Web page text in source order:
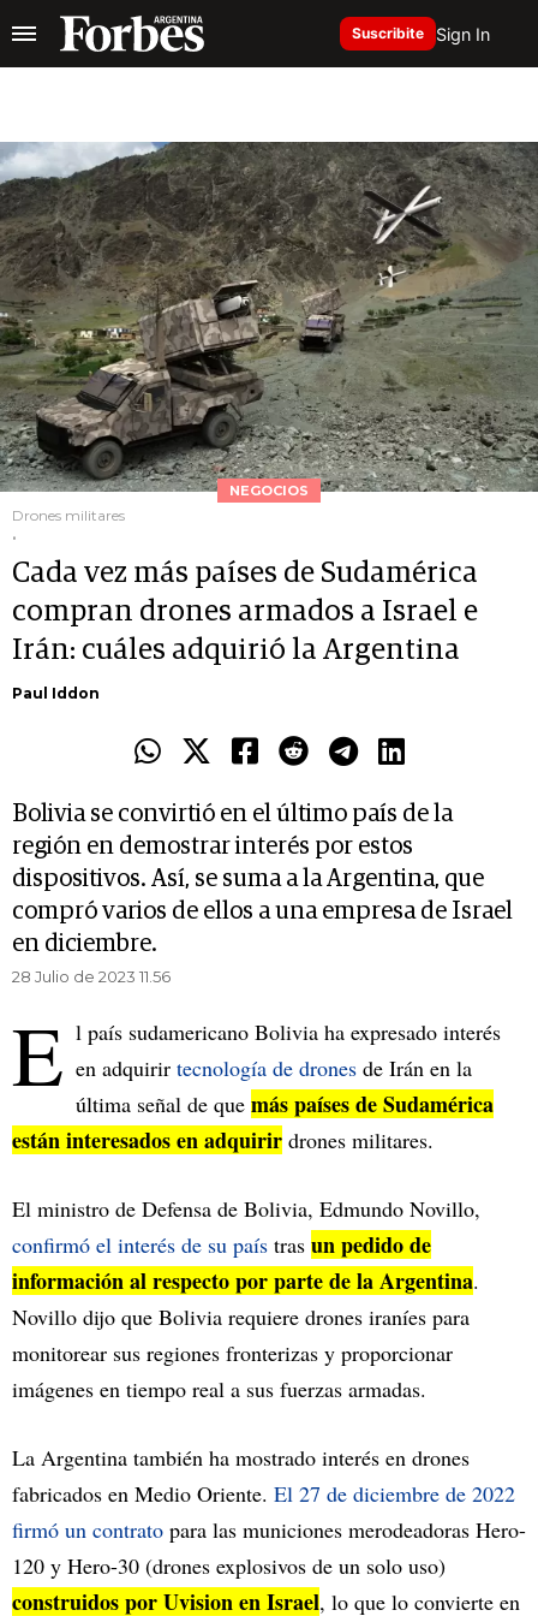
Suscribite Sign In
NEGOCIOS
Drones militares
.
Cada vez más países de Sudamérica
compran drones armados a Israel e
Irán: cuáles adquirió la Argentina
Paul Iddon
Bolivia se convirtió en el último país de la
región en demostrar interés por estos
dispositivos. Así, se suma a la Argentina, que
compró varios de ellos a una empresa de Israel
en diciembre.
28 Julio de 2023 11.56
E l país sudamericano Bolivia ha expresado interés
en adquirir tecnología de drones de Irán en la
última señal de que más países de Sudamérica
están interesados en adquirir drones militares.
El ministro de Defensa de Bolivia, Edmundo Novillo,
confirmó el interés de su país tras un pedido de
información al respecto por parte de la Argentina.
Novillo dijo que Bolivia requiere drones iraníes para
monitorear sus regiones fronterizas y proporcionar
imágenes en tiempo real a sus fuerzas armadas.
La Argentina también ha mostrado interés en drones
fabricados en Medio Oriente. El 27 de diciembre de 2022
firmó un contrato para las municiones merodeadoras Hero-
120 y Hero-30 (drones explosivos de un solo uso)
construidos por Uvision en Israel, lo que lo convierte en